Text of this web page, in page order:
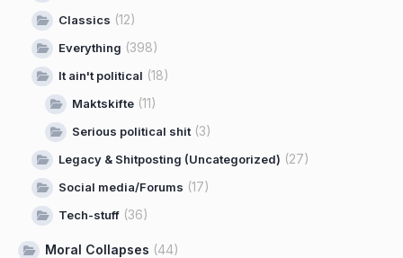
Classics (12)
Everything (398)
It ain't political (18)
Maktskifte (11)
Serious political shit (3)
Legacy & Shitposting (Uncategorized) (27)
Social media/Forums (17)
Tech-stuff (36)
Moral Collapses (44)